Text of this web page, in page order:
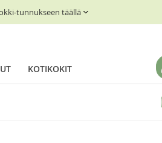
tunnukseen täällä
KOTIKOKIT